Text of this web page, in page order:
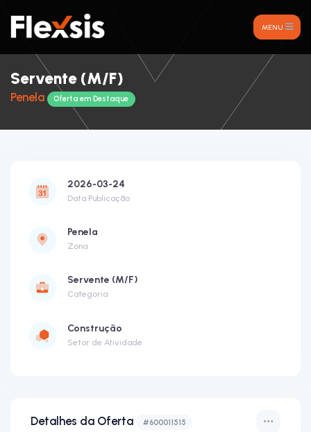
MENU
Servente (M/F)
Penela Oferta em Destaque
2026-03-24
Data Publicação
Penela
Zona
Servente (M/F)
Categoria
Construção
Setor de Atividade
Detalhes da Oferta #600011515